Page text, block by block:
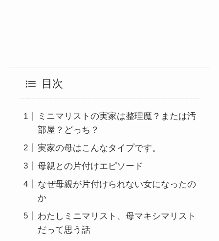
目次
ミニマリストの実家は整理魔？または汚
部屋？どっち？
実家の母はこんなタイプです。
母親との片付けエピソード
なぜ母親が片付けられない女になったの
か
わたしミニマリスト、母マキシマリスト
だって思う話